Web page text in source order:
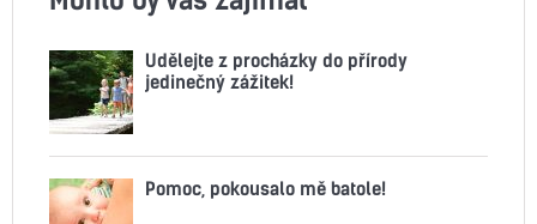
Udělejte z procházky do přírody
jedinečný zážitek!
Pomoc, pokousalo mě batole!